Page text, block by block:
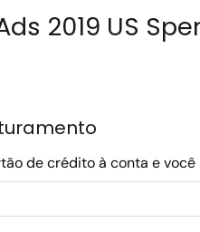
2019 US
de crédito à conta e